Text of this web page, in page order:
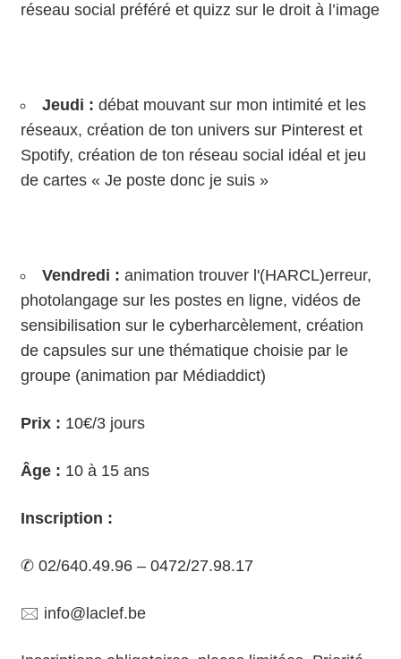
réseau social préféré et quizz sur le droit à l’image
Jeudi : débat mouvant sur mon intimité et les
réseaux, création de ton univers sur Pinterest et
Spotify, création de ton réseau social idéal et jeu
de cartes « Je poste donc je suis »
Vendredi : animation trouver l'(HARCL)erreur,
photolangage sur les postes en ligne, vidéos de
sensibilisation sur le cyberharcèlement, création
de capsules sur une thématique choisie par le
groupe (animation par Médiaddict)
Prix : 10€/3 jours
Âge : 10 à 15 ans
Inscription :
✆ 02/640.49.96 – 0472/27.98.17
🖂 info@laclef.be